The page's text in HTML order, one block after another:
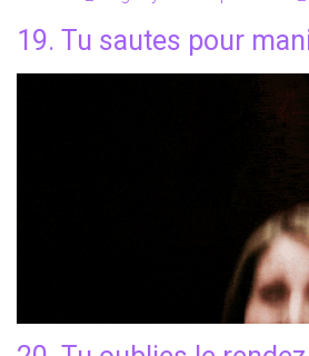
19. Tu sautes pour